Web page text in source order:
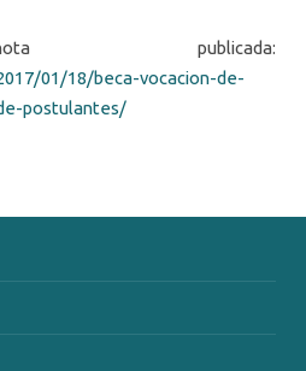
publicada:
01/18/beca-vocacion-de-
postulantes/